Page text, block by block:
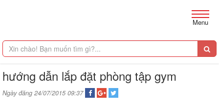
Menu
hướng dẫn lắp đặt phòng tập gym
Ngày đăng 24/07/2015 09:37